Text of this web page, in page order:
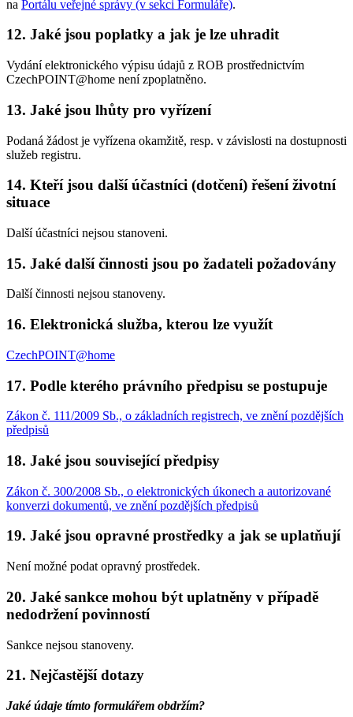
na Portálu veřejné správy (v sekci Formuláře).
12. Jaké jsou poplatky a jak je lze uhradit
Vydání elektronického výpisu údajů z ROB prostřednictvím
CzechPOINT@home není zpoplatněno.
13. Jaké jsou lhůty pro vyřízení
Podaná žádost je vyřízena okamžitě, resp. v závislosti na dostupnosti
služeb registru.
14. Kteří jsou další účastníci (dotčení) řešení životní
situace
Další účastníci nejsou stanoveni.
15. Jaké další činnosti jsou po žadateli požadovány
Další činnosti nejsou stanoveny.
16. Elektronická služba, kterou lze využít
CzechPOINT@home
17. Podle kterého právního předpisu se postupuje
Zákon č. 111/2009 Sb., o základních registrech, ve znění pozdějších
předpisů
18. Jaké jsou související předpisy
Zákon č. 300/2008 Sb., o elektronických úkonech a autorizované
konverzi dokumentů, ve znění pozdějších předpisů
19. Jaké jsou opravné prostředky a jak se uplatňují
Není možné podat opravný prostředek.
20. Jaké sankce mohou být uplatněny v případě
nedodržení povinností
Sankce nejsou stanoveny.
21. Nejčastější dotazy
Jaké údaje tímto formulářem obdržím?